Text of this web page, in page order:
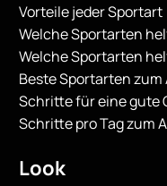
Vorteile jeder Sportart
Welche Sportarten
Welche Sportarten
Beste Sportarten zum
Schritte für eine gute
Schritte pro Tag zum
Look